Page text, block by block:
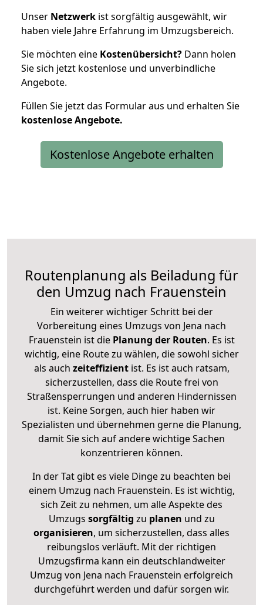
Unser Netzwerk ist sorgfältig ausgewählt, wir
haben viele Jahre Erfahrung im Umzugsbereich.
Sie möchten eine Kostenübersicht? Dann holen
Sie sich jetzt kostenlose und unverbindliche
Angebote.
Füllen Sie jetzt das Formular aus und erhalten Sie
kostenloseAngebote.
Kostenlose Angebote erhalten
Routenplanung als Beiladung für
den Umzug nach Frauenstein
Ein weiterer wichtiger Schritt bei der
Vorbereitung eines Umzugs von Jena nach
Frauenstein ist diePlanung der Routen. Es ist
wichtig, eine Route zu wählen, die sowohl sicher
als auch zeiteffizientist. Es ist auch ratsam,
sicherzustellen, dass die Route frei von
Straßensperrungen und anderen Hindernissen
ist. Keine Sorgen, auch hier haben wir
Spezialisten und übernehmen gerne die Planung,
damit Sie sich auf andere wichtige Sachen
konzentrieren können.
In der Tat gibt es viele Dinge zu beachten bei
einem Umzug nach Frauenstein. Es ist wichtig,
sich Zeit zu nehmen, um alle Aspekte des
Umzugs sorgfältig zu planen und zu
organisieren, um sicherzustellen, dass alles
reibungslos verläuft. Mit der richtigen
Umzugsfirma kann ein deutschlandweiter
Umzug von Jena nach Frauenstein erfolgreich
durchgeführt werden und dafür sorgen wir.